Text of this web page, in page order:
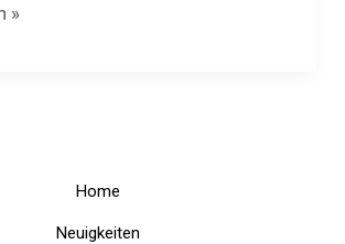
»
Home
Neuigkeiten